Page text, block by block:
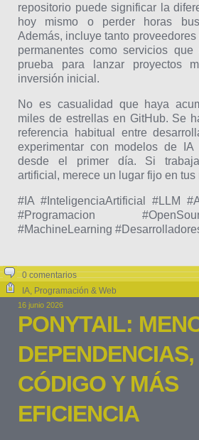
repositorio puede significar la
hoy mismo o perder horas
Además, incluye tanto
permanentes como servicios que
prueba para lanzar proyectos
inversión inicial.
No es casualidad que haya
miles de estrellas en GitHub. Se
referencia habitual entre
experimentar con modelos de
desde el primer día. Si
artificial, merece un lugar fijo en tus
#IA #InteligenciaArtificial #LLM
#Programacion
#MachineLearning
0 comentarios
IA, Programación & Web
16 junio 2026
PONYTAIL:
CÓDIGO Y MÁS
EFICIENCIA